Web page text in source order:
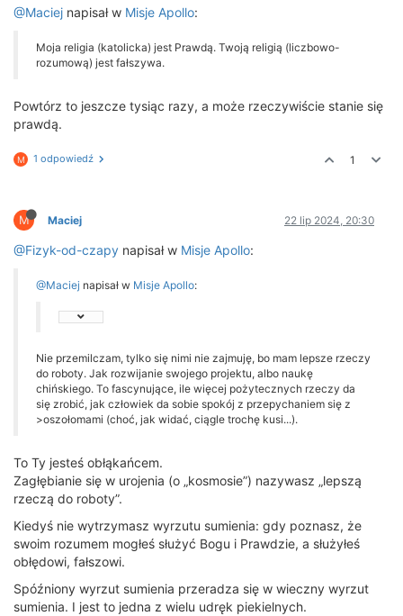
@Maciej napisał w Misje Apollo:
Moja religia (katolicka) jest Prawdą. Twoją religią (liczbowo-
rozumową) jest fałszywa.
Powtórz to jeszcze tysiąc razy, a może rzeczywiście stanie się
prawdą.
M 1 odpowiedź 1
M Maciej 22 lip 2024, 20:30
@Fizyk-od-czapy napisał w Misje Apollo:
@Maciej napisał w Misje Apollo:
Nie przemilczam, tylko się nimi nie zajmuję, bo mam lepsze rzeczy
do roboty. Jak rozwijanie swojego projektu, albo naukę
chińskiego. To fascynujące, ile więcej pożytecznych rzeczy da
się zrobić, jak człowiek da sobie spokój z przepychaniem się z
>oszołomami (choć, jak widać, ciągle trochę kusi...).
To Ty jesteś obłąkańcem.
Zagłębianie się w urojenia (o „kosmosie”) nazywasz „lepszą
rzeczą do roboty”.
Kiedyś nie wytrzymasz wyrzutu sumienia: gdy poznasz, że
swoim rozumem mogłeś służyć Bogu i Prawdzie, a służyłeś
obłędowi, fałszowi.
Spóźniony wyrzut sumienia przeradza się w wieczny wyrzut
sumienia. I jest to jedna z wielu udręk piekielnych.